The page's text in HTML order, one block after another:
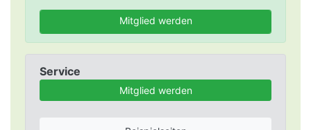
Mitglied werden
Service
Mitglied werden